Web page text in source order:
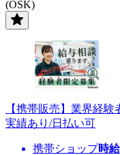
(OSK)
【携帯販売】業界経
実績あり/日払い可
携帯ショップ時給